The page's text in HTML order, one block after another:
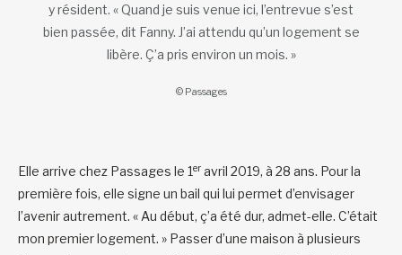
y résident. « Quand je suis venue ici, l’entrevue s’est
bien passée, dit Fanny. J’ai attendu qu’un logement se
libère. Ç’a pris environ un mois. »
© Passages
Elle arrive chez Passages le 1er avril 2019, à 28 ans. Pour la
première fois, elle signe un bail qui lui permet d’envisager
l’avenir autrement. « Au début, ç’a été dur, admet-elle. C’était
mon premier logement. » Passer d’une maison à plusieurs